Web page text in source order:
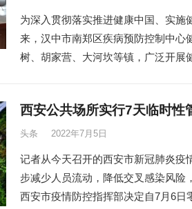
为深入贯彻落实推进健康中国、实施
来，汉中市南郑区疾病预防控制中心
树、胡家营、大河坎等镇，广泛开展
西安公共场所实行7天临时性
头条 2022年7月5日
记者从今天召开的西安市新冠肺炎疫
步减少人员流动，降低交叉感染风险
西安市疫情防控指挥部决定自7月6日